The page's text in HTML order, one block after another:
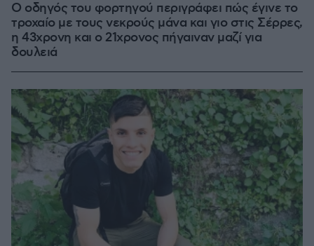
Ο οδηγός του φορτηγού περιγράφει πώς έγινε το
τροχαίο με τους νεκρούς μάνα και γιο στις Σέρρες,
η 43χρονη και ο 21χρονος πήγαιναν μαζί για
δουλειά